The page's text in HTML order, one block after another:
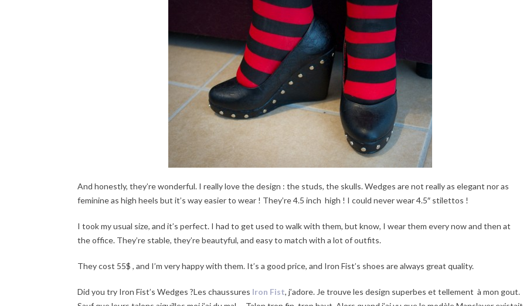
And honestly, they’re wonderful. I really love the design : the studs, the skulls. Wedges are not really as elegant nor as
feminine as high heels but it’s way easier to wear ! They’re 4.5 inch high ! I could never wear 4.5″ stilettos !
I took my usual size, and it’s perfect. I had to get used to walk with them, but know, I wear them every now and then at
the office. They’re stable, they’re beautyful, and easy to match with a lot of outfits.
They cost 55$ , and I’m very happy with them. It’s a good price, and Iron Fist’s shoes are always great quality.
Did you try Iron Fist’s Wedges ?Les chaussures Iron Fist, j’adore. Je trouve les design superbes et tellement à mon gout.